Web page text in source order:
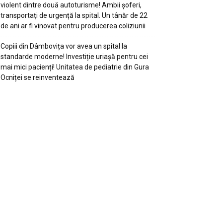
violent dintre două autoturisme! Ambii șoferi,
transportați de urgență la spital. Un tânăr de 22
de ani ar fi vinovat pentru producerea coliziunii
Copiii din Dâmbovița vor avea un spital la
standarde moderne! Investiție uriașă pentru cei
mai mici pacienți! Unitatea de pediatrie din Gura
Ocniței se reinventează